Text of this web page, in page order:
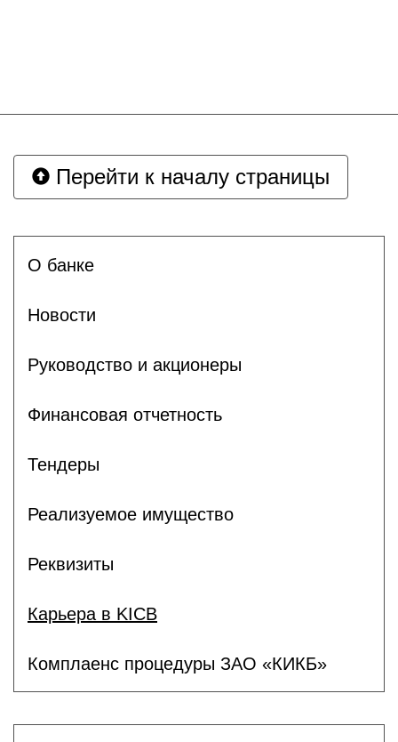
Перейти к началу страницы
О банке
Новости
Руководство и акционеры
Финансовая отчетность
Тендеры
Реализуемое имущество
Реквизиты
Карьера в KICB
Комплаенс процедуры ЗАО «КИКБ»